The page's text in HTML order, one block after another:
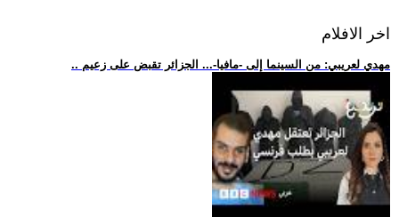
اخر الافلام
.. مهدي لعريبي: من السينما إلى -مافيا-... الجزائر تقبض على زعيم